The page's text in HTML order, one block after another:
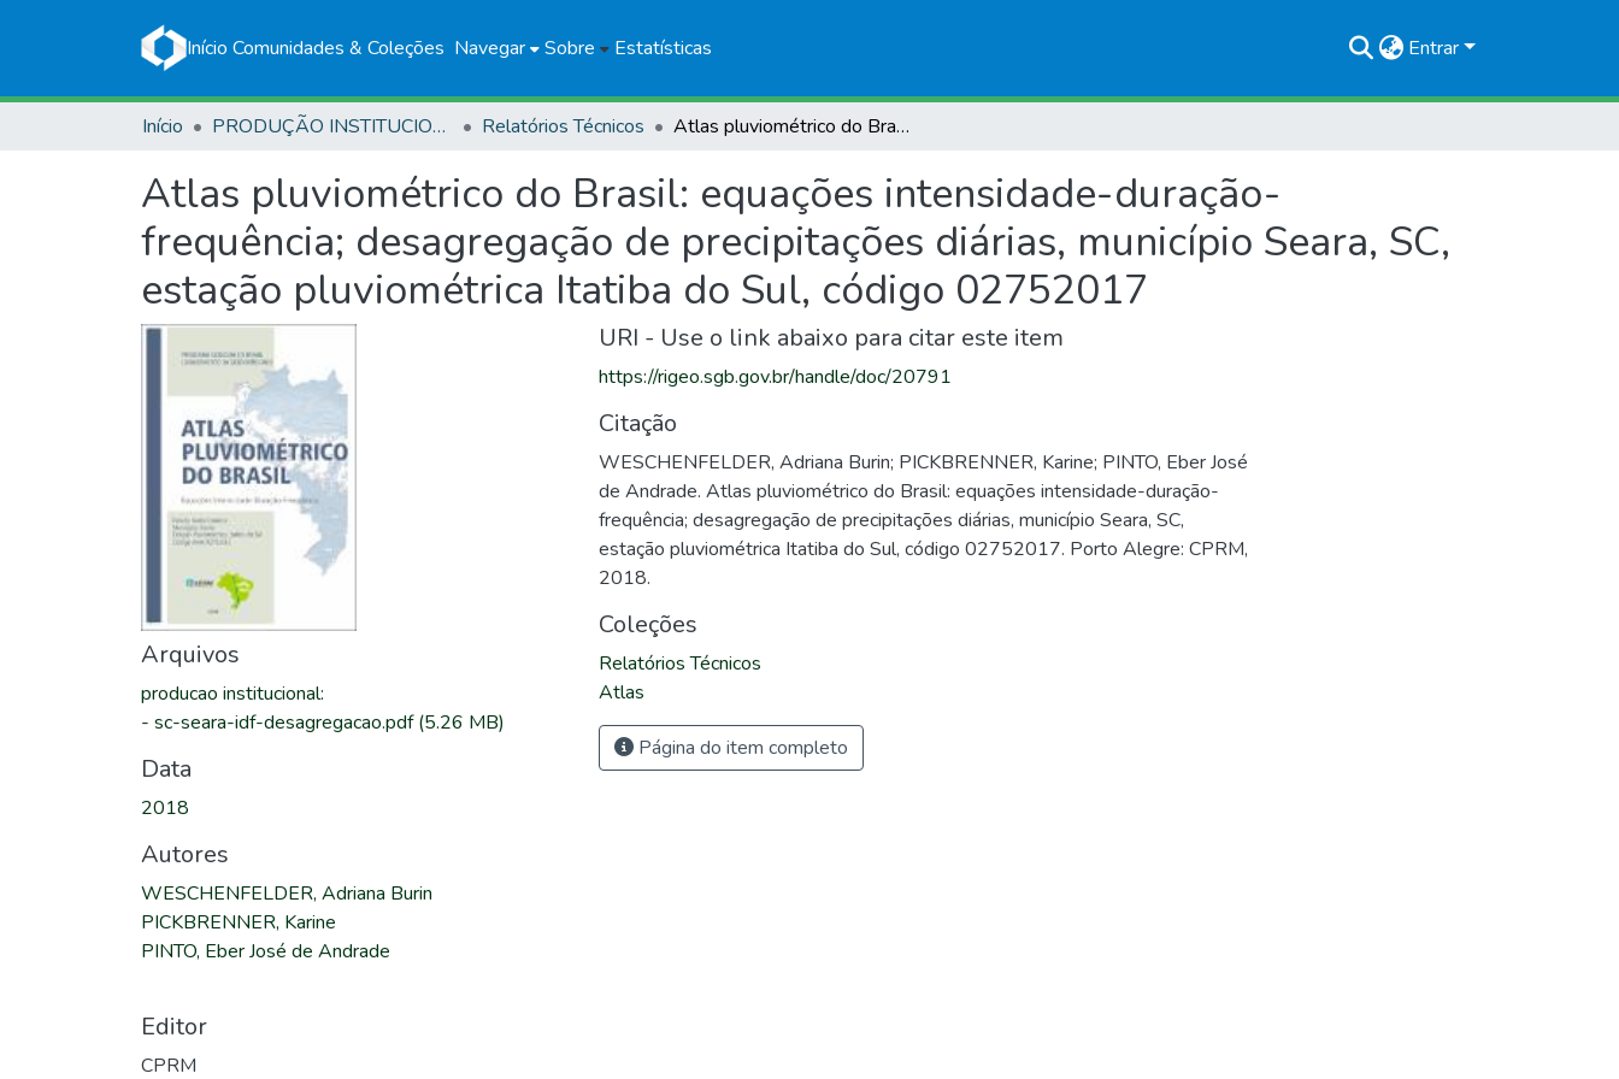
Início Comunidades & Coleções Navegar Sobre Estatísticas Entrar
Início PRODUÇÃO INSTITUCIONAL Relatórios Técnicos Atlas pluviométrico do Brasil: equações intensidade-duração-frequência; desagregação de precipitações diárias, município Seara, SC, estação pluviométrica Itatiba do Sul, código 02752017
Atlas pluviométrico do Brasil: equações intensidade-duração-
frequência; desagregação de precipitações diárias, município Seara, SC,
estação pluviométrica Itatiba do Sul, código 02752017
Arquivos
producao institucional:
- sc-seara-idf-desagregacao.pdf(5.26 MB)
Data
2018
Autores
WESCHENFELDER, Adriana Burin
PICKBRENNER, Karine
PINTO, Eber José de Andrade
Editor
CPRM
URI - Use o link abaixo para citar este item
https://rigeo.sgb.gov.br/handle/doc/20791
Citação
WESCHENFELDER, Adriana Burin; PICKBRENNER, Karine; PINTO, Eber José
de Andrade. Atlas pluviométrico do Brasil: equações intensidade-duração-
frequência; desagregação de precipitações diárias, município Seara, SC,
estação pluviométrica Itatiba do Sul, código 02752017. Porto Alegre: CPRM,
2018.
Coleções
Relatórios Técnicos
Atlas
Página do item completo